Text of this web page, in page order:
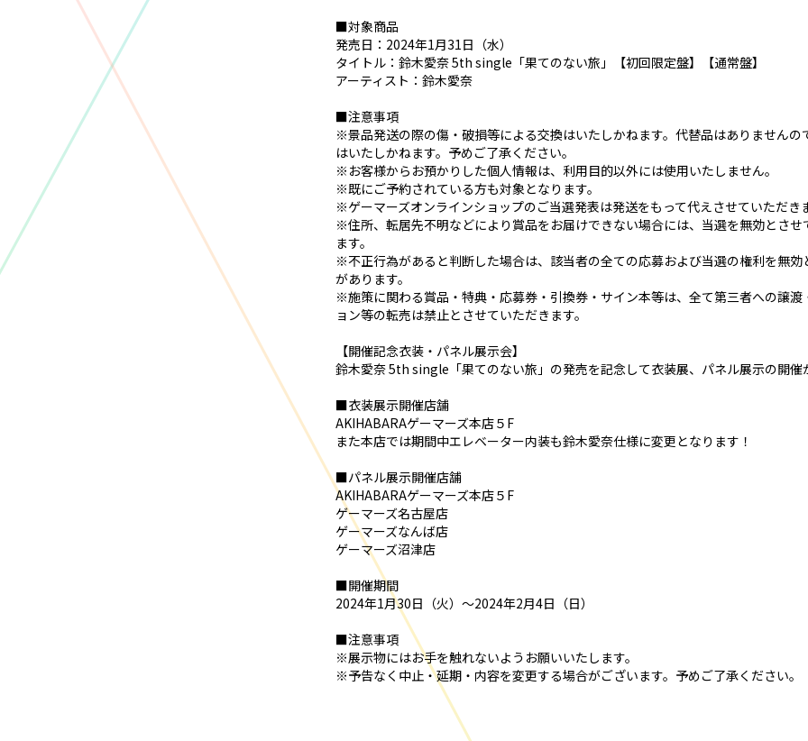
■対象商品
発売日：2024年1月31日（水）
タイトル：鈴木愛奈 5th single「果てのない旅」【初回限定盤】【通常盤】
アーティスト：鈴木愛奈
■注意事項
※景品発送の際の傷・破損等による交換はいたしかねます。代替品はありませんの
はいたしかねます。予めご了承ください。
※お客様からお預かりした個人情報は、利用目的以外には使用いたしません。
※既にご予約されている方も対象となります。
※ゲーマーズオンラインショップのご当選発表は発送をもって代えさせていただき
※住所、転居先不明などにより賞品をお届けできない場合には、当選を無効とさせ
ます。
※不正行為があると判断した場合は、該当者の全ての応募および当選の権利を無効
があります。
※施策に関わる賞品・特典・応募券・引換券・サイン本等は、全て第三者への譲渡
ョン等の転売は禁止とさせていただきます。
【開催記念衣装・パネル展示会】
鈴木愛奈 5th single「果てのない旅」の発売を記念して衣装展、パネル展示の開催
■衣装展示開催店舗
AKIHABARAゲーマーズ本店５F
また本店では期間中エレベーター内装も鈴木愛奈仕様に変更となります！
■パネル展示開催店舗
AKIHABARAゲーマーズ本店５F
ゲーマーズ名古屋店
ゲーマーズなんば店
ゲーマーズ沼津店
■開催期間
2024年1月30日（火）～2024年2月4日（日）
■注意事項
※展示物にはお手を触れないようお願いいたします。
※予告なく中止・延期・内容を変更する場合がございます。予めご了承ください。